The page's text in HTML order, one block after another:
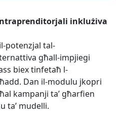
inklużiva
potenzjal tal-
għall-impjiegi
biex tinfetaħ l-
Dan il-modulu jkopri
kampanji ta’ għarfien
ta’ mudelli.